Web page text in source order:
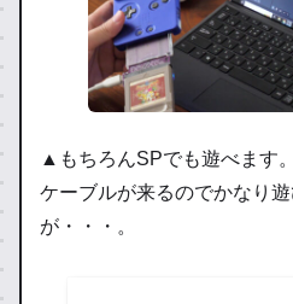
▲もちろんSPでも遊べます
ケーブルが来るのでかなり
が・・・。